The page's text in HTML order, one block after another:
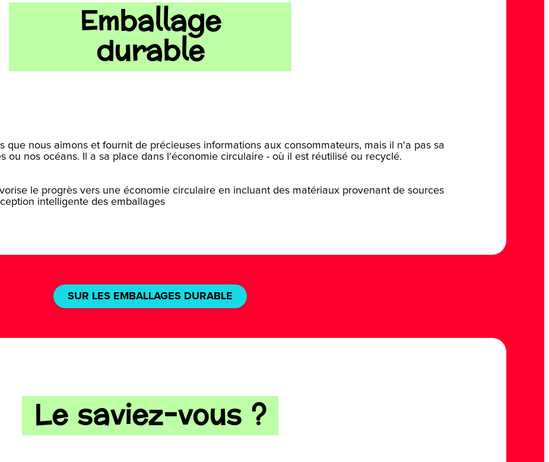
Emballage
durable
que nous aimons et fournit de précieuses informations aux consommateurs, mais il n'a pas sa
ou nos océans. Il a sa place dans l'économie circulaire - où il est réutilisé ou recyclé.
le progrès vers une économie circulaire en incluant des matériaux provenant de sources
intelligente des emballages
SUR LES EMBALLAGES DURABLE
Le saviez-vous ?